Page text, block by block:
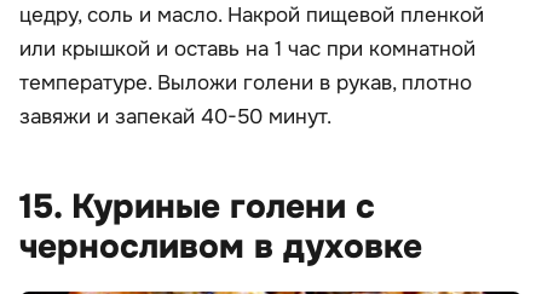
цедру, соль и масло. Накрой пищевой пленкой
или крышкой и оставь на 1 час при комнатной
температуре. Выложи голени в рукав, плотно
завяжи и запекай 40-50 минут.
15. Куриные голени с
черносливом в духовке